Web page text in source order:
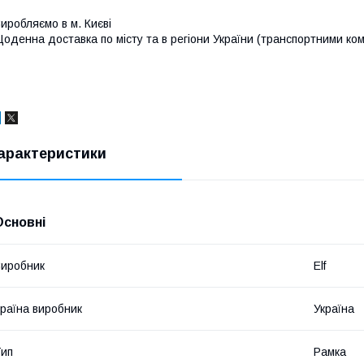
в м. Києві
доставка по місту та в регіони України (транспортними
Elf
виробник Україна
Рамка